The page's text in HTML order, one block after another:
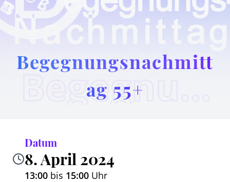
Begegnungsnachmittag 55+
Begegnungsnachmitt
ag 55+
Datum
8. April 2024
13:00 bis 15:00 Uhr